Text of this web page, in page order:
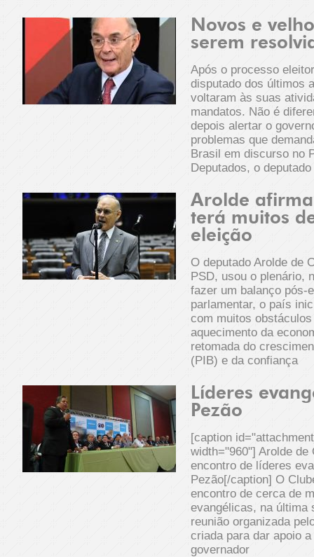
Novos e
serem
Após o processo
disputado dos últimos
voltaram às suas
mandatos. Não é
depois alertar o
problemas que
Brasil em discurso no
Deputados, o
Arolde
terá muitos
eleição
O deputado Arolde de
PSD, usou o plenário,
fazer um balanço pós-
parlamentar, o país
com muitos
aquecimento da
retomada do
(PIB) e da confiança
Líderes
Pezão
[caption
width="960"] Arolde
encontro de líderes
Pezão[/caption] O
encontro de cerca de
evangélicas, na última
reunião organizada
criada para dar apoio
governador